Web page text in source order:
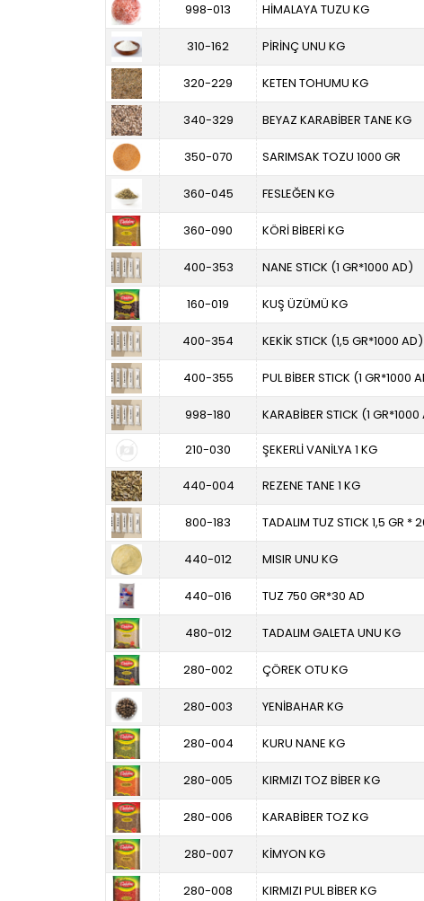
998-013 HİMALAYA TUZU KG
310-162 PİRİNÇ UNU KG
320-229 KETEN TOHUMU KG
340-329 BEYAZ KARABİBER TANE KG
350-070 SARIMSAK TOZU 1000 GR
360-045 FESLEĞEN KG
360-090 KÖRİ BİBERİ KG
400-353 NANE STICK (1 GR*1000 AD)
160-019 KUŞ ÜZÜMÜ KG
400-354 KEKİK STICK (1,5 GR*1000 AD)
400-355 PUL BİBER STICK (1 GR*1000
998-180 KARABİBER STICK (1
210-030 ŞEKERLİ VANİLYA 1 KG
440-004 REZENE TANE 1 KG
800-183 TADALIM TUZ STICK 1,5 GR *
440-012 MISIR UNU KG
440-016 TUZ 750 GR*30 AD
480-012 TADALIM GALETA UNU KG
280-002 ÇÖREK OTU KG
280-003 YENİBAHAR KG
280-004 KURU NANE KG
280-005 KIRMIZI TOZ BİBER KG
280-006 KARABİBER TOZ KG
280-007 KİMYON KG
280-008 KIRMIZI PUL BİBER KG